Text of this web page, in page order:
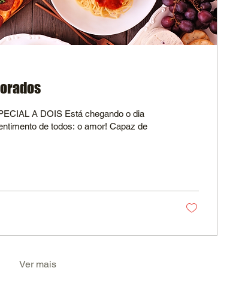
A DOIS Está chegando o dia
de todos: o amor! Capaz de
Ver mais